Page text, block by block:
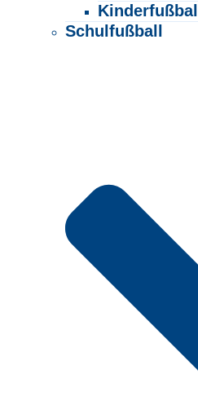
Kinderfußball
Schulfußball